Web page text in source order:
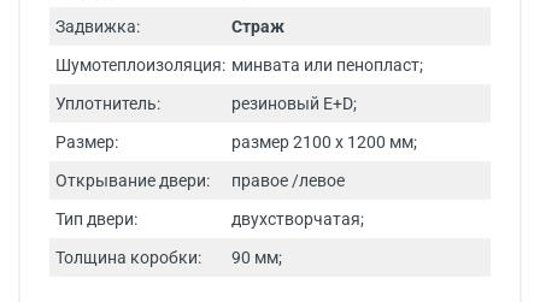
Задвижка:
Страж
Шумотеплоизоляция: минвата или пенопласт;
Уплотнитель:
резиновый E+D;
Размер:
размер 2100 х 1200 мм;
Открывание двери:
правое /левое
Тип двери:
двухстворчатая;
Толщина коробки:
90 мм;